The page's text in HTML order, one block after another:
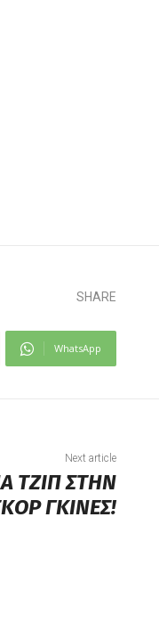
SHARE
WhatsApp
Next article
ΤΖΙΠ ΣΤΗΝ
ΓΚΙΝΕΣ!